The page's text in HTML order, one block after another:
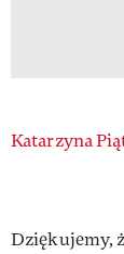
Authors
Katarzyna
Dziękujemy,